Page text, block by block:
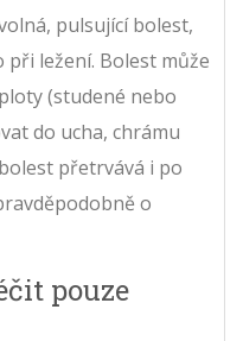
pulsující bolest,
ležení. Bolest může
(studené nebo
do ucha, chrámu
přetrvává i po
o
pouze